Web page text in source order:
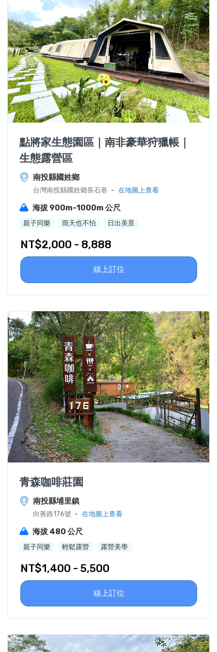
點將家生態園區｜南非豪華狩獵帳｜
生態露營區
南投縣國姓鄉
台灣南投縣國姓鄉長石巷 - 在地圖上查看
海拔 900m-1000m 公尺
親子同樂 雨天也不怕 日出美景
NT$2,000 - 8,888
線上訂位
青森咖啡莊園
南投縣埔里鎮
向善路176號 - 在地圖上查看
海拔 480 公尺
親子同樂 輕鬆露營 露營美學
NT$1,400 - 5,500
線上訂位